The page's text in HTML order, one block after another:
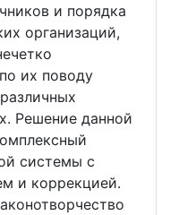
и порядка
организаций,
их поводу
Решение данной
системы с
и коррекцией.